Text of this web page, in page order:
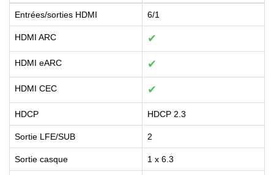
Entrées/sorties HDMI 6/1
HDMI ARC ✔
HDMI eARC ✔
HDMI CEC ✔
HDCP HDCP 2.3
Sortie LFE/SUB 2
Sortie casque 1 x 6.3